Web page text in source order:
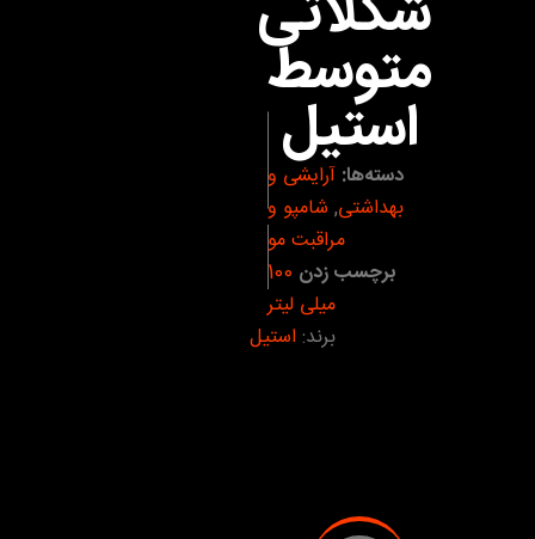
متوسط
استیل
دسته‌ها: آرایشی و
بهداشتی, شامپو و
مراقبت مو
برچسب زدن 100
میلی لیتر
برند: استیل